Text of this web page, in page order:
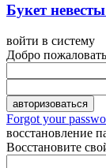
Букет
войти в систему
Добро
Forgot your
восстановление
Восстановите